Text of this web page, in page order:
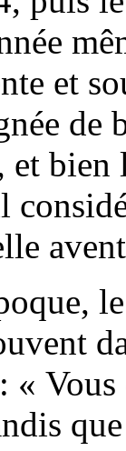
et
de
et
Vous